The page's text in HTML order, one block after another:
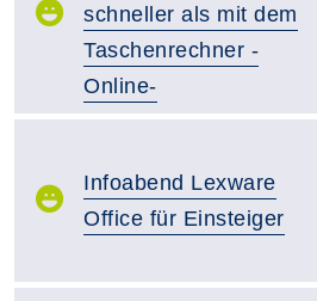
schneller als mit dem
Taschenrechner -
Online-
Infoabend Lexware
Office für Einsteiger